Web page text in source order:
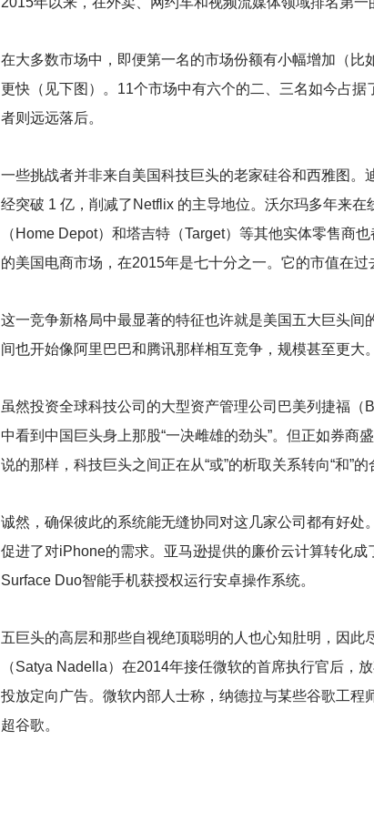
在大多数市场中，即便第一名的市场份额有小幅增加（
更快（见下图）。11个市场中有六个的二、三名如今占
者则远远落后。
一些挑战者并非来自美国科技巨头的老家硅谷和西雅图
经突破 1 亿，削减了Netflix 的主导地位。沃尔玛多年来
（Home Depot）和塔吉特（Target）等其他实体零售商
的美国电商市场，在2015年是七十分之一。它的市值在过
这一竞争新格局中最显著的特征也许就是美国五大巨头
间也开始像阿里巴巴和腾讯那样相互竞争，规模甚至更大。
虽然投资全球科技公司的大型资产管理公司巴美列捷福
中看到中国巨头身上那股“一决雌雄的劲头”。但正如券商
说的那样，科技巨头之间正在从“或”的析取关系转向“和”的
诚然，确保彼此的系统能无缝协同对这几家公司都有好
促进了对iPhone的需求。亚马逊提供的廉价云计算转化
Surface Duo智能手机获授权运行安卓操作系统。
五巨头的高层和那些自视绝顶聪明的人也心知肚明，因
（Satya Nadella）在2014年接任微软的首席执行官后，
投放定向广告。微软内部人士称，纳德拉与某些谷歌工
超谷歌。